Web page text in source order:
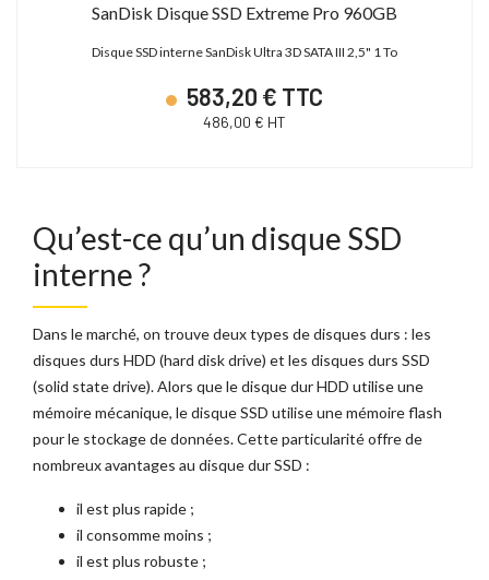
SanDisk Disque SSD Extreme Pro 960GB
Disque SSD interne SanDisk Ultra 3D SATA III 2,5" 1 To
583,20 € TTC
486,00 € HT
Qu’est-ce qu’un disque SSD
interne ?
Dans le marché, on trouve deux types de disques durs : les
disques durs HDD (hard disk drive) et les disques durs SSD
(solid state drive). Alors que le disque dur HDD utilise une
mémoire mécanique, le disque SSD utilise une mémoire flash
pour le stockage de données. Cette particularité offre de
nombreux avantages au disque dur SSD :
il est plus rapide ;
il consomme moins ;
il est plus robuste ;